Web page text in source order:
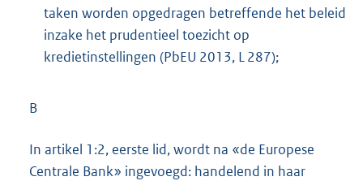
taken worden opgedragen betreffende het beleid
inzake het prudentieel toezicht op
kredietinstellingen (PbEU 2013, L 287);
B
In artikel 1:2, eerste lid, wordt na «de Europese
Centrale Bank» ingevoegd: handelend in haar